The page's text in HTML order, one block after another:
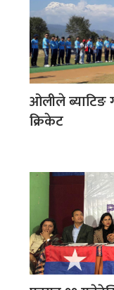
ओलीले ब्याटिङ
क्रिकेट